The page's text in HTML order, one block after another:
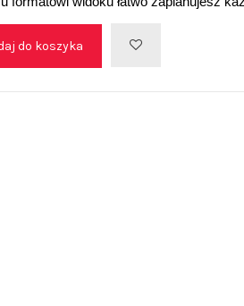
do koszyka